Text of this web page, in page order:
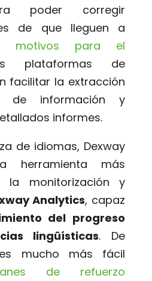
poder corregir
de que lleguen a
motivos para el
plataformas de
facilitar la extracción
información y
informes.
de idiomas, Dexway
herramienta más
la monitorización y
Analytics, capaz
del progreso
lingüísticas. De
mucho más fácil
de refuerzo